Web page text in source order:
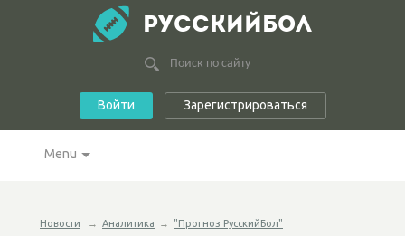
РУССКИЙБОЛ
Войти Зарегистрироваться
Menu
Новости → Аналитика → "Прогноз РусскийБол"